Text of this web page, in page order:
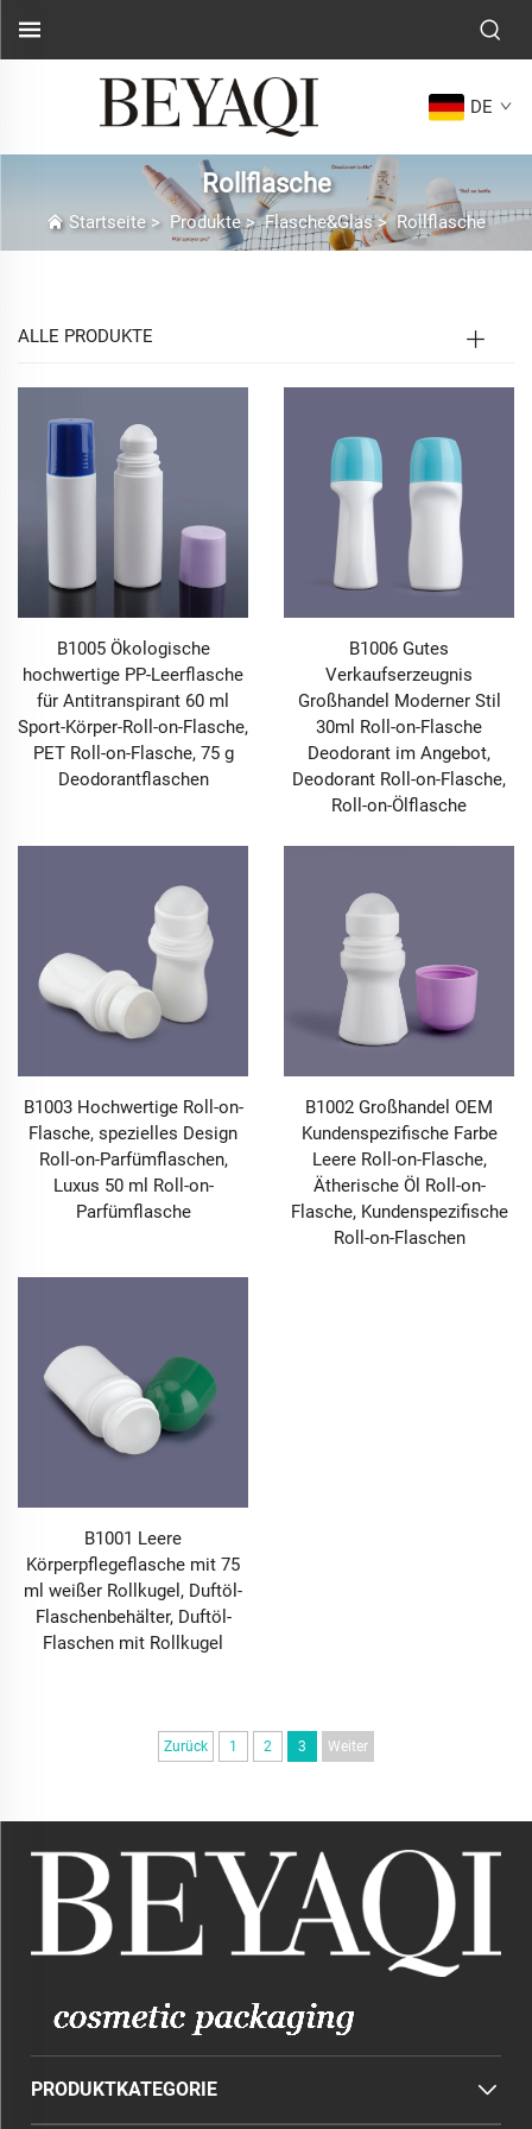
DE
Rollflasche
Startseite> Produkte>Flasche&Glas>Rollflasche
ALLE PRODUKTE
B1005 Ökologische
hochwertige PP-Leerflasche
für Antitranspirant 60 ml
Sport-Körper-Roll-on-Flasche,
PET Roll-on-Flasche, 75 g
Deodorantflaschen
B1006 Gutes
Verkaufserzeugnis
Großhandel Moderner Stil
30ml Roll-on-Flasche
Deodorant im Angebot,
Deodorant Roll-on-Flasche,
Roll-on-Ölflasche
B1003 Hochwertige Roll-on-
Flasche, spezielles Design
Roll-on-Parfümflaschen,
Luxus 50 ml Roll-on-
Parfümflasche
B1002 Großhandel OEM
Kundenspezifische Farbe
Leere Roll-on-Flasche,
Ätherische Öl Roll-on-
Flasche, Kundenspezifische
Roll-on-Flaschen
B1001 Leere
Körperpflegeflasche mit 75
ml weißer Rollkugel, Duftöl-
Flaschenbehälter, Duftöl-
Flaschen mit Rollkugel
Zurück 1 2 3 Weiter
PRODUKTKATEGORIE